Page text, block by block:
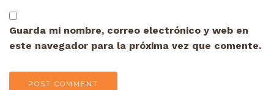
Guarda mi nombre, correo electrónico y web en
este navegador para la próxima vez que comente.